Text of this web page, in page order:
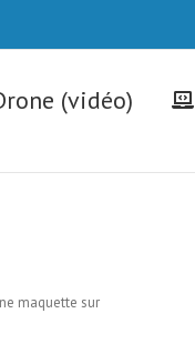
(vidéo)
maquette sur